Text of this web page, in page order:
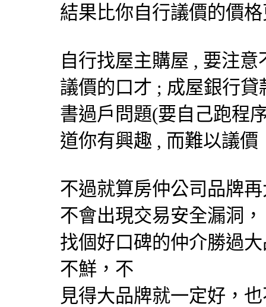
結果比你自行議價的價
自行找屋主購屋 , 要注
議價的口才 ; 成屋銀行
書過戶問題(要自己跑程
道你有興趣 , 而難以議價
不過就算房仲公司品牌
不會出現交易安全漏洞，
找個好口碑的仲介勝過
不鮮，不
見得大品牌就一定好，